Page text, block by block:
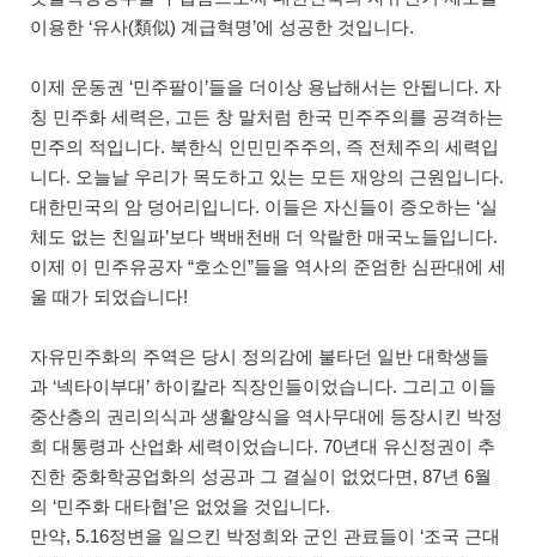
이용한 ‘유사(類似) 계급혁명’에 성공한 것입니다.
이제 운동권 ‘민주팔이’들을 더이상 용납해서는 안됩니다. 자
칭 민주화 세력은, 고든 창 말처럼 한국 민주주의를 공격하는
민주의 적입니다. 북한식 인민민주주의, 즉 전체주의 세력입
니다. 오늘날 우리가 목도하고 있는 모든 재앙의 근원입니다.
대한민국의 암 덩어리입니다. 이들은 자신들이 증오하는 ‘실
체도 없는 친일파’보다 백배천배 더 악랄한 매국노들입니다.
이제 이 민주유공자 “호소인”들을 역사의 준엄한 심판대에 세
울 때가 되었습니다!
자유민주화의 주역은 당시 정의감에 불타던 일반 대학생들
과 ‘넥타이부대’ 하이칼라 직장인들이었습니다. 그리고 이들
중산층의 권리의식과 생활양식을 역사무대에 등장시킨 박정
희 대통령과 산업화 세력이었습니다. 70년대 유신정권이 추
진한 중화학공업화의 성공과 그 결실이 없었다면, 87년 6월
의 ‘민주화 대타협’은 없었을 것입니다.
만약, 5.16정변을 일으킨 박정희와 군인 관료들이 ‘조국 근대